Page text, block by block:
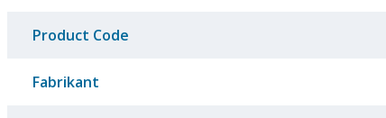
Product Code
Fabrikant